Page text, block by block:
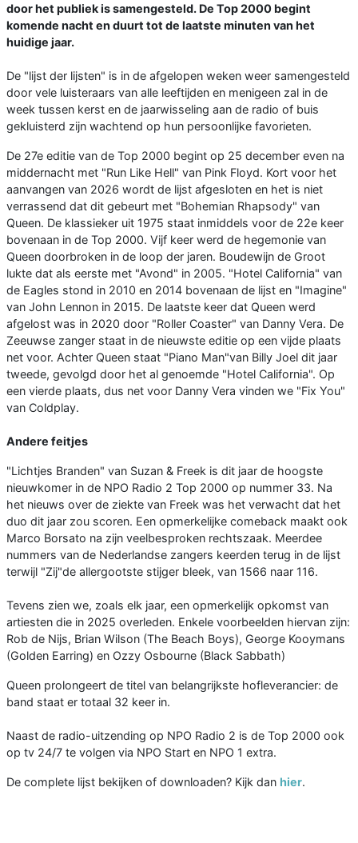
door het publiek is samengesteld. De Top 2000 begint
komende nacht en duurt tot de laatste minuten van het
huidige jaar.
De "lijst der lijsten" is in de afgelopen weken weer samengesteld
door vele luisteraars van alle leeftijden en menigeen zal in de
week tussen kerst en de jaarwisseling aan de radio of buis
gekluisterd zijn wachtend op hun persoonlijke favorieten.
De 27e editie van de Top 2000 begint op 25 december even na
middernacht met "Run Like Hell" van Pink Floyd. Kort voor het
aanvangen van 2026 wordt de lijst afgesloten en het is niet
verrassend dat dit gebeurt met "Bohemian Rhapsody" van
Queen. De klassieker uit 1975 staat inmiddels voor de 22e keer
bovenaan in de Top 2000. Vijf keer werd de hegemonie van
Queen doorbroken in de loop der jaren. Boudewijn de Groot
lukte dat als eerste met "Avond" in 2005. "Hotel California" van
de Eagles stond in 2010 en 2014 bovenaan de lijst en "Imagine"
van John Lennon in 2015. De laatste keer dat Queen werd
afgelost was in 2020 door "Roller Coaster" van Danny Vera. De
Zeeuwse zanger staat in de nieuwste editie op een vijde plaats
net voor. Achter Queen staat "Piano Man"van Billy Joel dit jaar
tweede, gevolgd door het al genoemde "Hotel California". Op
een vierde plaats, dus net voor Danny Vera vinden we "Fix You"
van Coldplay.
Andere feitjes
"Lichtjes Branden" van Suzan & Freek is dit jaar de hoogste
nieuwkomer in de NPO Radio 2 Top 2000 op nummer 33. Na
het nieuws over de ziekte van Freek was het verwacht dat het
duo dit jaar zou scoren. Een opmerkelijke comeback maakt ook
Marco Borsato na zijn veelbesproken rechtszaak. Meerdee
nummers van de Nederlandse zangers keerden terug in de lijst
terwijl "Zij"de allergootste stijger bleek, van 1566 naar 116.
Tevens zien we, zoals elk jaar, een opmerkelijk opkomst van
artiesten die in 2025 overleden. Enkele voorbeelden hiervan zijn:
Rob de Nijs, Brian Wilson (The Beach Boys), George Kooymans
(Golden Earring) en Ozzy Osbourne (Black Sabbath)
Queen prolongeert de titel van belangrijkste hofleverancier: de
band staat er totaal 32 keer in.
Naast de radio-uitzending op NPO Radio 2 is de Top 2000 ook
op tv 24/7 te volgen via NPO Start en NPO 1 extra.
De complete lijst bekijken of downloaden? Kijk dan hier.